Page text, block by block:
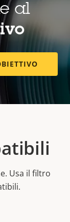
al
Usa il filtro